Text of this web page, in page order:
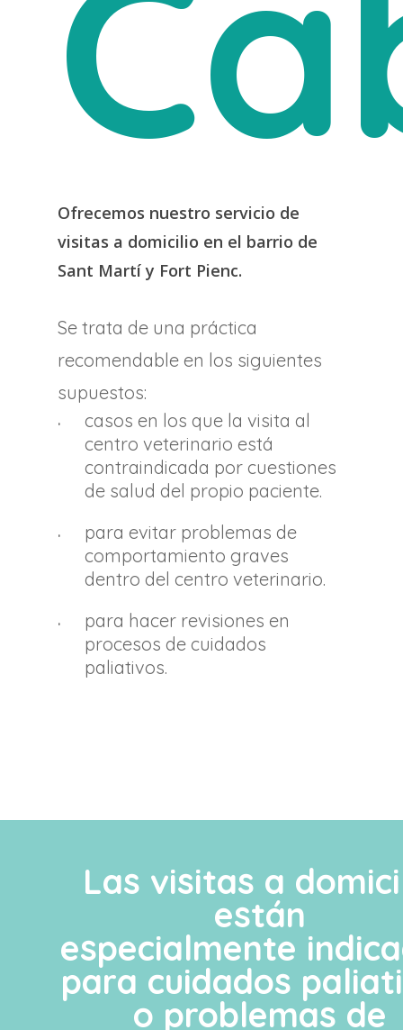
Ofrecemos nuestro servicio de
visitas a domicilio en el barrio de
Sant Martí y Fort Pienc.
Se trata de una práctica
recomendable en los siguientes
supuestos:
casos en los que la visita al
centro veterinario está
contraindicada por cuestiones
de salud del propio paciente.
para evitar problemas de
comportamiento graves
dentro del centro veterinario.
para hacer revisiones en
procesos de cuidados
paliativos.
Las visitas a
están
especialmente
para cuidados
o problemas de